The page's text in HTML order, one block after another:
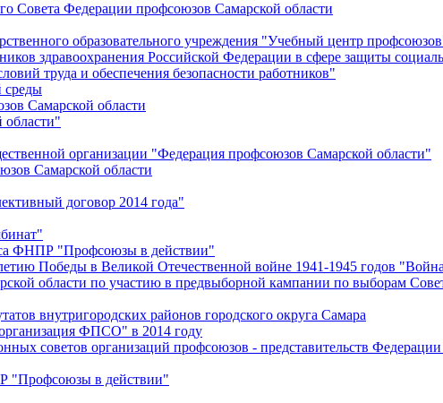
Совета Федерации профсоюзов Самарской области
образовательного учреждения "Учебный центр
здравоохранения Российской Федерации в сфере защиты
труда и обеспечения безопасности работников"
Самарской области
организации "Федерация профсоюзов Самарской области"
Самарской области
договор 2014 года"
ФНПР "Профсоюзы в действии"
Победы в Великой Отечественной войне 1941-1945 годов
области по участию в предвыборной кампании по выборам
внутригородских районов городского округа Самара
ФПСО" в 2014 году
советов организаций профсоюзов - представительств
"Профсоюзы в действии"